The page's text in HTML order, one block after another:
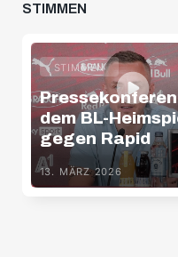
STIMMEN
STIMMEN
dem BL-
gegen Rapid
13. MÄRZ 2026